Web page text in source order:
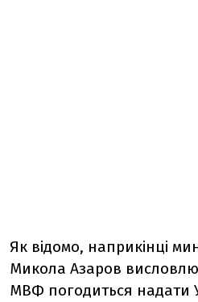
Як відомо, наприкінці
Микола Азаров
МВФ погодиться надати